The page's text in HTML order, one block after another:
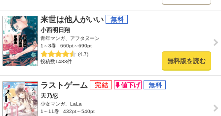
来世は他人がいい
小西明日翔
青年マンガ、アフタヌーン
1～8巻
660pt～690pt
(4.7)
投稿数1483件
無料版を読む
ラストゲーム
天乃忍
少女マンガ、LaLa
1～11巻
432pt～540pt